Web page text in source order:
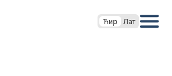
Ћир Лат